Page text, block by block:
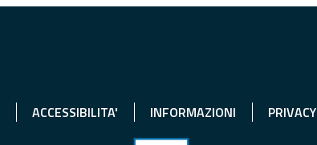
ACCESSIBILITA' INFORMAZIONI PRIVACY